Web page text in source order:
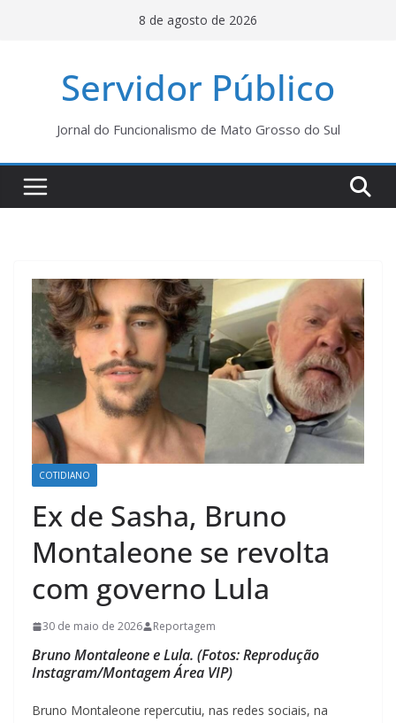
8 de agosto de 2026
Servidor Público
Jornal do Funcionalismo de Mato Grosso do Sul
COTIDIANO
Ex de Sasha, Bruno
Montaleone se revolta
com governo Lula
30 de maio de 2026 Reportagem
Bruno Montaleone e Lula. (Fotos: Reprodução
Instagram/Montagem Área VIP)
Bruno Montaleone repercutiu, nas redes sociais, na